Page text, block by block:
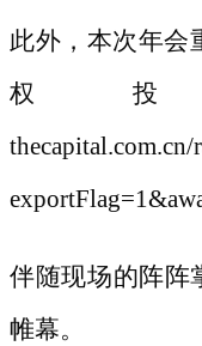
此外，本次年会
权
伴随现场的阵阵
帷幕。